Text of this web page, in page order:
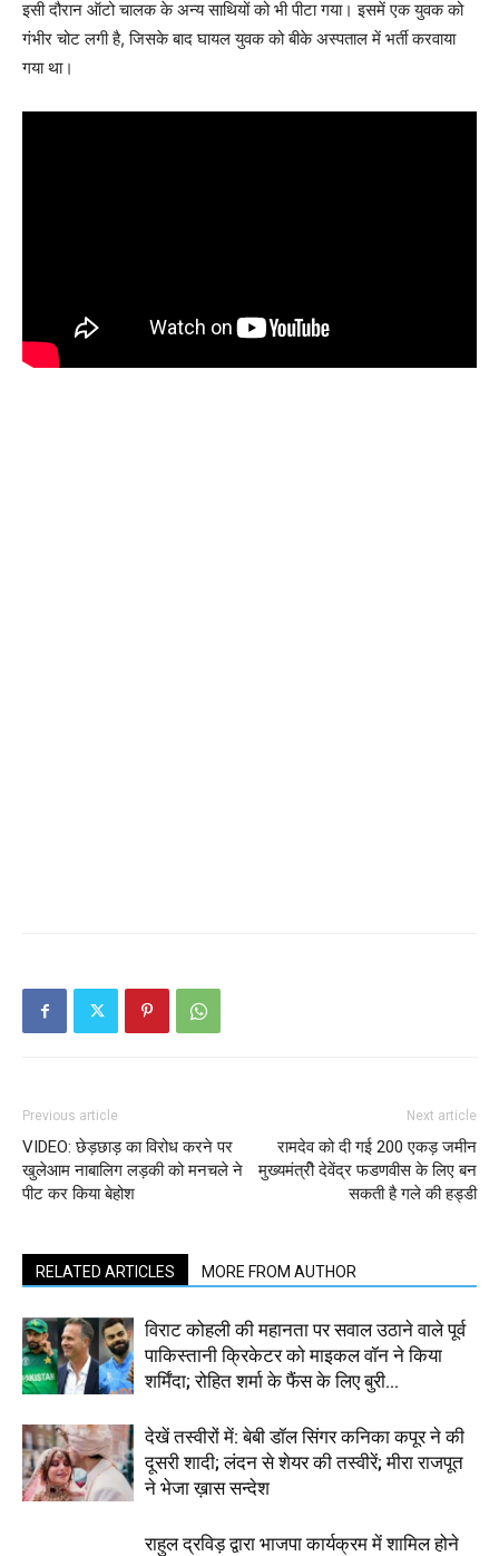
इसी दौरान ऑटो चालक के अन्य साथियों को भी पीटा गया। इसमें एक युवक को
गंभीर चोट लगी है, जिसके बाद घायल युवक को बीके अस्पताल में भर्ती करवाया
गया था।
Previous article
VIDEO: छेड़छाड़ का विरोध करने पर
खुलेआम नाबालिग लड़की को मनचले ने
पीट कर किया बेहोश
Next article
रामदेव को दी गई 200 एकड़ जमीन
मुख्यमंत्रीे देवेंद्र फडणवीस के लिए बन
सकती है गले की हड्डी
RELATED ARTICLES MORE FROM AUTHOR
विराट कोहली की महानता पर सवाल उठाने वाले पूर्व
पाकिस्तानी क्रिकेटर को माइकल वॉन ने किया
शर्मिंदा; रोहित शर्मा के फैंस के लिए बुरी...
देखें तस्वीरों में: बेबी डॉल सिंगर कनिका कपूर ने की
दूसरी शादी; लंदन से शेयर की तस्वीरें; मीरा राजपूत
ने भेजा ख़ास सन्देश
राहुल द्रविड़ द्वारा भाजपा कार्यक्रम में शामिल होने